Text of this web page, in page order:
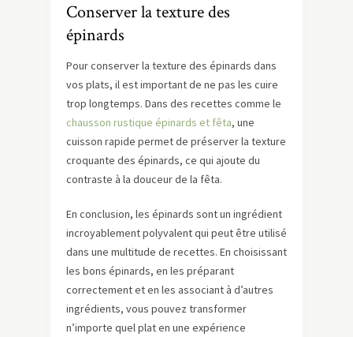
Conserver la texture des
épinards
Pour conserver la texture des épinards dans
vos plats, il est important de ne pas les cuire
trop longtemps. Dans des recettes comme le
chausson rustique épinards et fêta, une
cuisson rapide permet de préserver la texture
croquante des épinards, ce qui ajoute du
contraste à la douceur de la fêta.
En conclusion, les épinards sont un ingrédient
incroyablement polyvalent qui peut être utilisé
dans une multitude de recettes. En choisissant
les bons épinards, en les préparant
correctement et en les associant à d’autres
ingrédients, vous pouvez transformer
n’importe quel plat en une expérience